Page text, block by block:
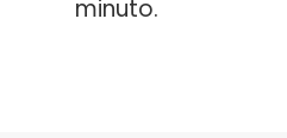
minuto.